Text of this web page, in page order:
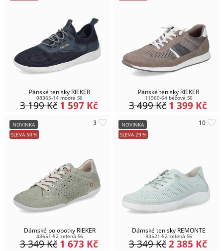
Pánské tenisky RIEKER
08365-14 modrá S6
1 597 Kč
3 199Kč
Pánské tenisky RIEKER
11960-64 béžová S6
1 399 Kč
3 499Kč
NOVINKA
SLEVA 50%
Dámské polobotky RIEKER
43651-52 zelená S6
1 673 Kč
3 349Kč
NOVINKA
SLEVA 29%
Dámské tenisky REMONTE
R3521-52 zelená S6
2 385 Kč
3 349Kč